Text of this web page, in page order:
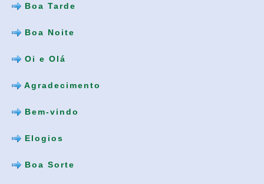
Boa Tarde
Boa Noite
Oi e Olá
Agradecimento
Bem-vindo
Elogios
Boa Sorte